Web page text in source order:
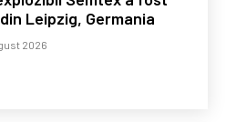
Leipzig, Germania
2026